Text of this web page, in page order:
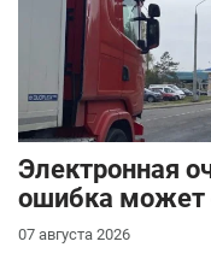
Электронная
ошибка может
07 августа 2026